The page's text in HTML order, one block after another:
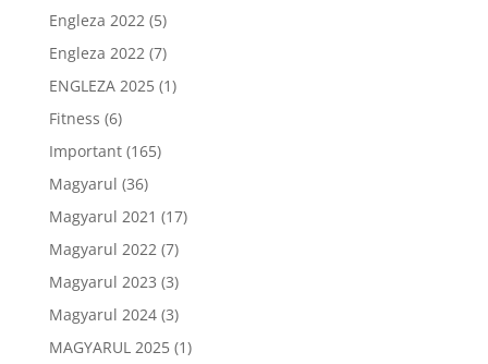
Engleza 2022(5)
Engleza 2022(7)
ENGLEZA 2025(1)
Fitness (6)
Important(165)
Magyarul (36)
Magyarul 2021 (17)
Magyarul 2022(7)
Magyarul 2023 (3)
Magyarul 2024(3)
MAGYARUL 2025(1)